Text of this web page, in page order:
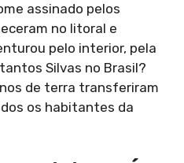
assinado pelos
no litoral e
pelo interior, pela
Silvas no Brasil?
de terra transferiram
os habitantes da